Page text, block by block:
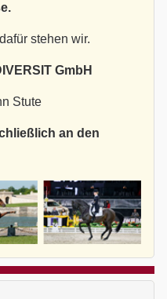
stehen wir.
GmbH
Stute
an den